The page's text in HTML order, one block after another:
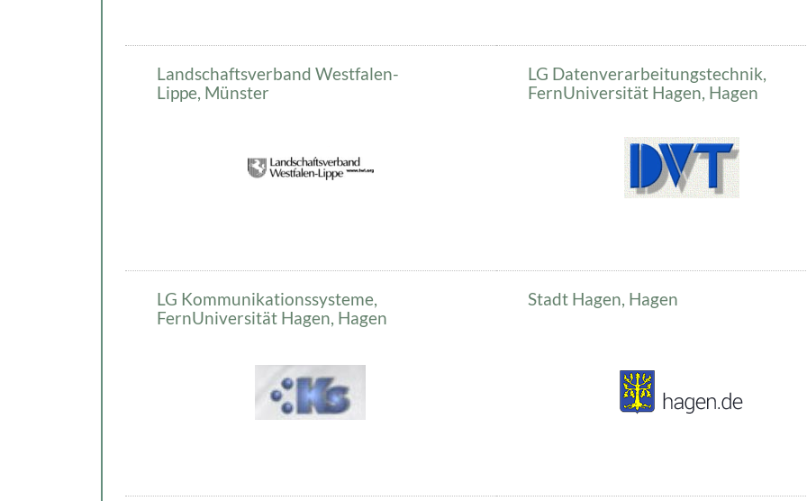
Landschaftsverband Westfalen-
Lippe, Münster
LG Datenverarbeitungstechnik,
FernUniversität Hagen, Hagen
LG Kommunikationssysteme,
FernUniversität Hagen, Hagen
Stadt Hagen, Hagen